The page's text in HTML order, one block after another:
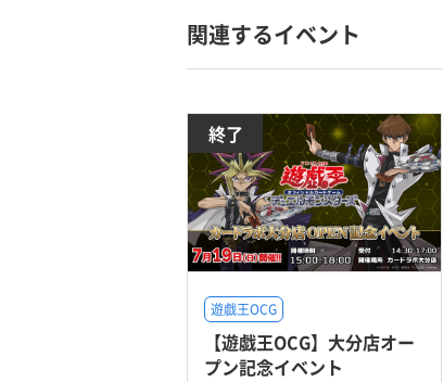
関連するイベント
終了
遊戯王OCG
【遊戯王OCG】大分店オー
プン記念イベント